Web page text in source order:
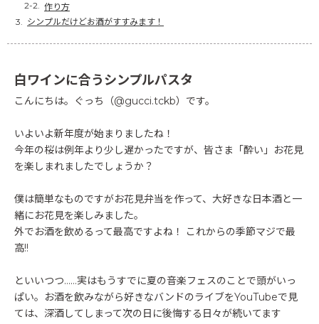
作り方
シンプルだけどお酒がすすみます！
白ワインに合うシンプルパスタ
こんにちは。ぐっち（@gucci.tckb）です。
いよいよ新年度が始まりましたね！
今年の桜は例年より少し遅かったですが、皆さま「酔い」お花見
を楽しまれましたでしょうか？
僕は簡単なものですがお花見弁当を作って、大好きな日本酒と一
緒にお花見を楽しみました。
外でお酒を飲めるって最高ですよね！ これからの季節マジで最
高!!
といいつつ……実はもうすでに夏の音楽フェスのことで頭がいっ
ぱい。お酒を飲みながら好きなバンドのライブをYouTubeで見
ては、深酒してしまって次の日に後悔する日々が続いてます